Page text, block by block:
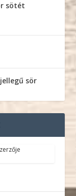
sötét
sör